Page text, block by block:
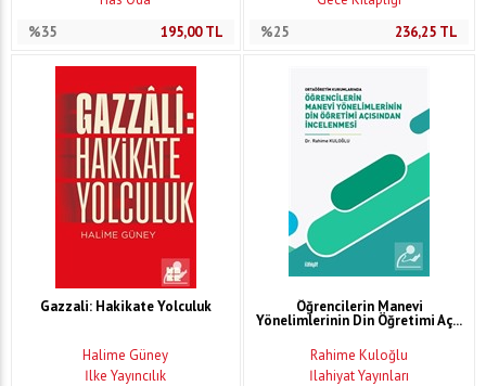
%35
195,00TL
%25
236,25 TL
Gazzali: Hakikate Yolculuk
Halime Güney
İlke Yayıncılık
Öğrencilerin Manevi
Yönelimlerinin Din Öğretimi Aç...
Rahime Kuloğlu
İlahiyat Yayınları